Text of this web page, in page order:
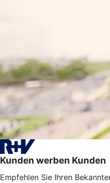
Kunden werben Kunden
Empfehlen Sie Ihren